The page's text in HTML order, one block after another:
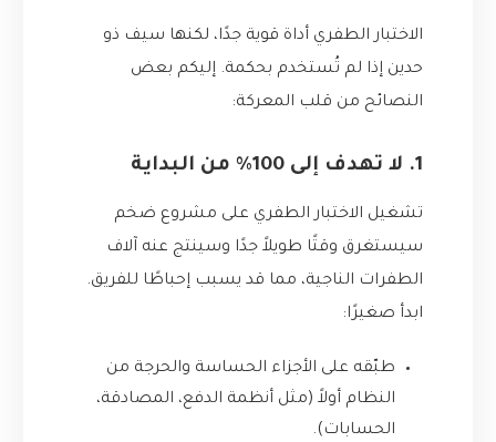
الاختبار الطفري أداة قوية جدًا، لكنها سيف ذو
حدين إذا لم تُستخدم بحكمة. إليكم بعض
النصائح من قلب المعركة:
1. لا تهدف إلى 100% من البداية
تشغيل الاختبار الطفري على مشروع ضخم
سيستغرق وقتًا طويلاً جدًا وسينتج عنه آلاف
الطفرات الناجية، مما قد يسبب إحباطًا للفريق.
ابدأ صغيرًا:
طبّقه على الأجزاء الحساسة والحرجة من
النظام أولاً (مثل أنظمة الدفع، المصادقة،
الحسابات).